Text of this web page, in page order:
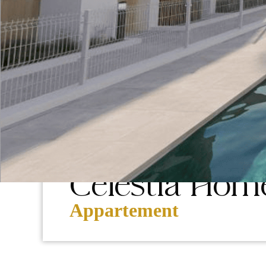
Estepona, La Gaspara
Celestia
Appartement